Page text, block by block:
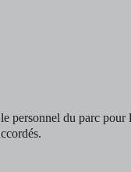
personnel du parc